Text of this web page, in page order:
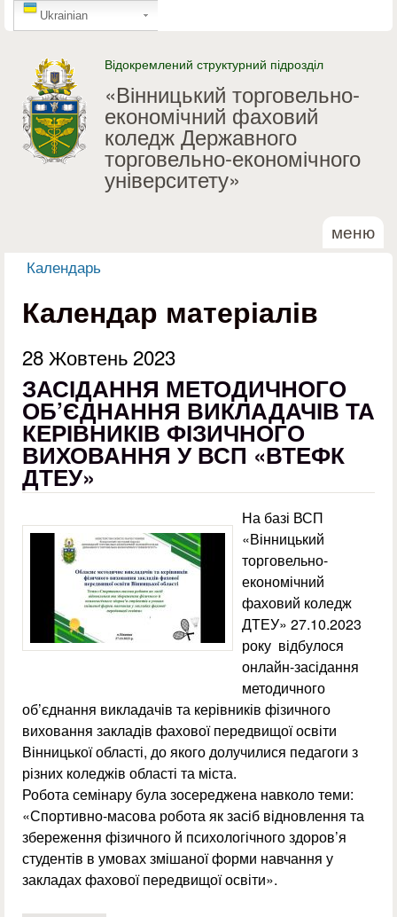
Перейти до основного
GTranslate
Ukrainian
Відокремлений структурний підрозділ
«Вінницький торговельно-
економічний фаховий
коледж Державного
торговельно-економічного
університету»
меню
Ви є тут
Календарь
Календар матеріалів
28 Жовтень 2023
ЗАСІДАННЯ МЕТОДИЧНОГО
ОБ’ЄДНАННЯ ВИКЛАДАЧІВ ТА
КЕРІВНИКІВ ФІЗИЧНОГО
ВИХОВАННЯ У ВСП «ВТЕФК
ДТЕУ»
На базі ВСП
«Вінницький
торговельно-
економічний
фаховий коледж
ДТЕУ» 27.10.2023
року відбулося
онлайн-засідання
методичного
об’єднання викладачів та керівників фізичного
виховання закладів фахової передвищої освіти
Вінницької області, до якого долучилися педагоги з
різних коледжів області та міста.
Робота семінару була зосереджена навколо теми:
«Спортивно-масова робота як засіб відновлення та
збереження фізичного й психологічного здоров’я
студентів в умовах змішаної форми навчання у
закладах фахової передвищої освіти».